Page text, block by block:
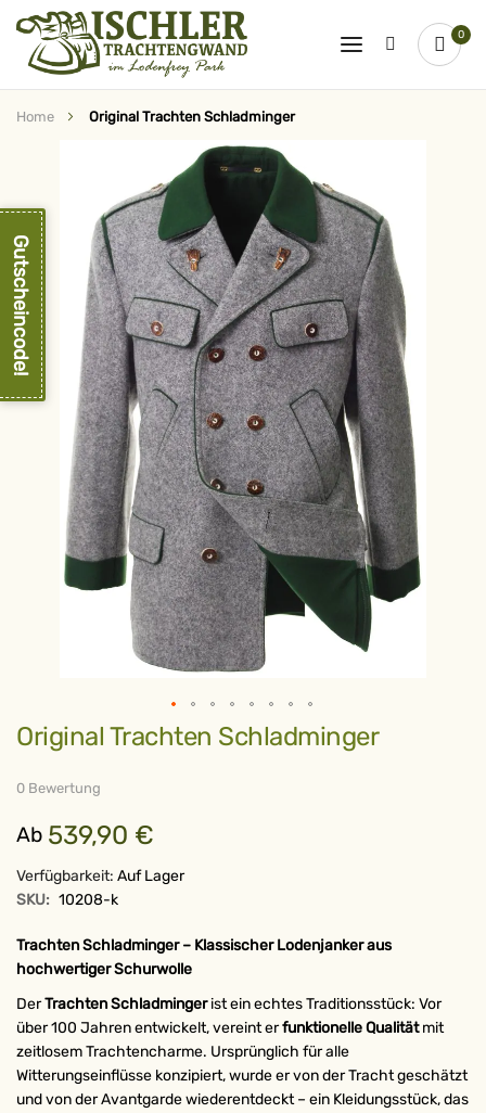
0
Home Original Trachten Schladminger
springen
Zum
Anfang
springen
Original Trachten Schladminger
0 Bewertung
Ab 539,90 €
Verfügbarkeit: Auf Lager
SKU: 10208-k
Trachten Schladminger – Klassischer Lodenjanker aus
hochwertiger Schurwolle
DerTrachten Schladmingerist ein echtes Traditionsstück: Vor
über 100 Jahren entwickelt, vereint erfunktionelle Qualitätmit
zeitlosem Trachtencharme. Ursprünglich für alle
Witterungseinflüsse konzipiert, wurde er von der Tracht geschätzt
und von der Avantgarde wiederentdeckt – ein Kleidungsstück, das
Gutscheincode!